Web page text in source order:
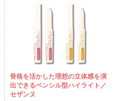
骨格を活かした理想の立体感を演
出できるペンシル型ハイライト／
セザンヌ